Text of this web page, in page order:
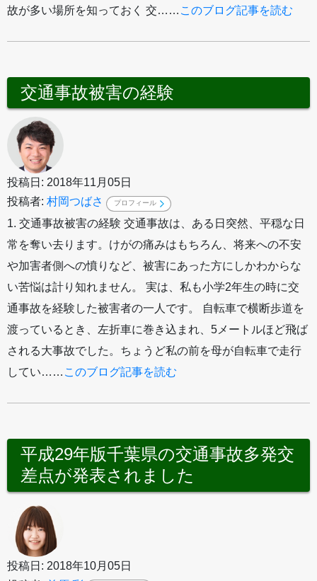
故が多い場所を知っておく 交…… このブログ記事を読む
交通事故被害の経験
投稿日: 2018年11月05日
投稿者: 村岡つばさ プロフィール
1. 交通事故被害の経験 交通事故は、ある日突然、平穏な日
常を奪い去ります。けがの痛みはもちろん、将来への不安
や加害者側への憤りなど、被害にあった方にしかわからな
い苦悩は計り知れません。 実は、私も小学2年生の時に交
通事故を経験した被害者の一人です。 自転車で横断歩道を
渡っているとき、左折車に巻き込まれ、5メートルほど飛ば
される大事故でした。ちょうど私の前を母が自転車で走行
してい…… このブログ記事を読む
平成29年版千葉県の交通事故多発交
差点が発表されました
投稿日: 2018年10月05日